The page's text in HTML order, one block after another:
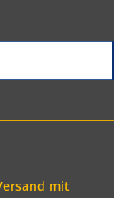
mit